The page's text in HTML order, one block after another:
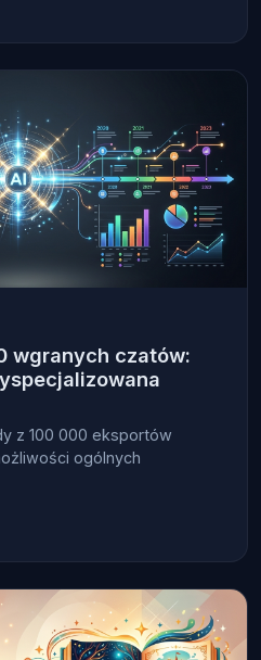
wgranych czatów:
z 100 000 eksportów
ogólnych